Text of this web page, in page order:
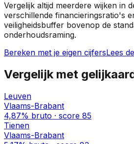
Vergelijk altijd meerdere wijken in
verschillende financieringsratio's
veiligheidsbuffer bovenop de
onderhoudsraming.
Bereken met je eigen cijfersLees
Vergelijk met
Leuven
Vlaams-Brabant
4,87% bruto · score 85
Tienen
Vlaams-Brabant